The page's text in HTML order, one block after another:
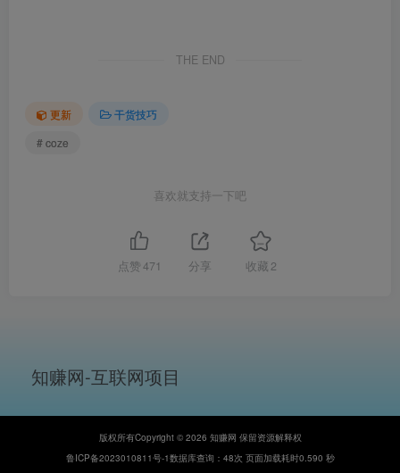
THE END
更新
干货技巧
# coze
喜欢就支持一下吧
点赞 471 分享 收藏 2
知赚网-互联网项目
版权所有Copyright © 2026 知赚网 保留资源解释权
鲁ICP备2023010811号-1数据库查询：48次 页面加载耗时0.590 秒